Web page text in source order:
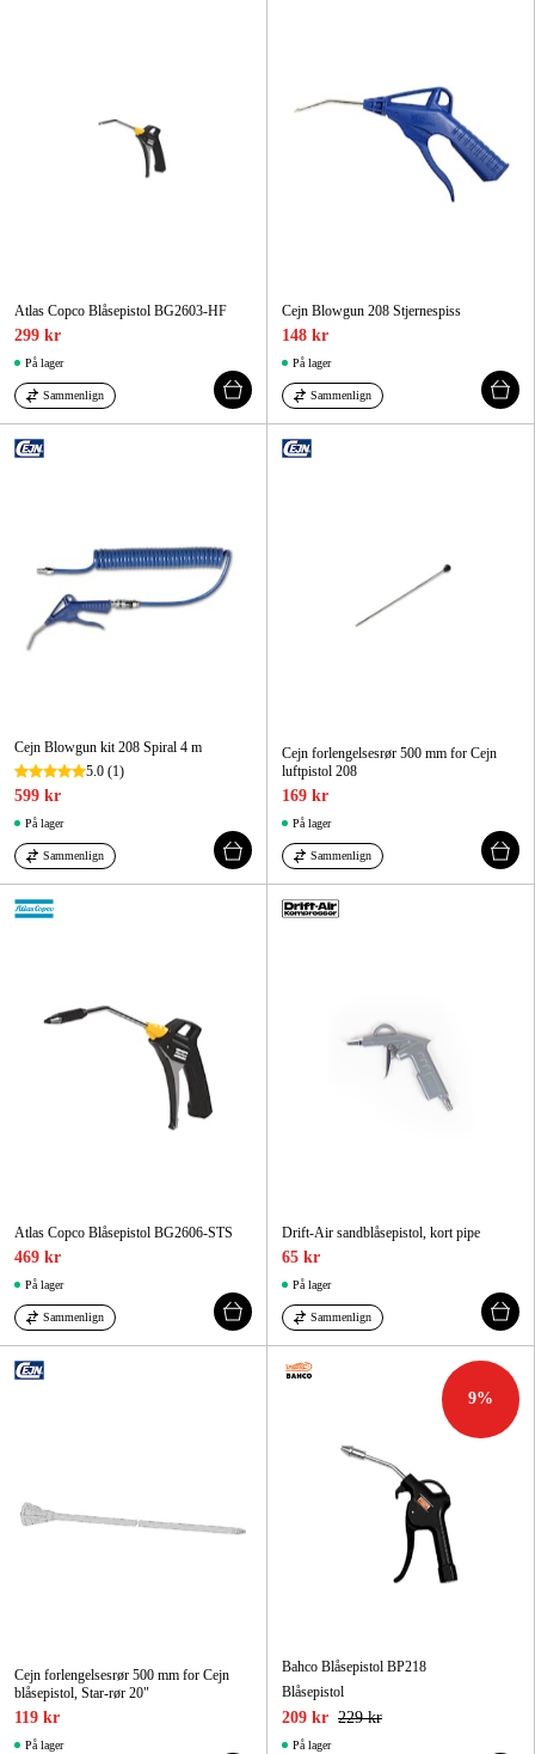
Atlas Copco Blåsepistol BG2603-HF
299 kr
På lager
Sammenlign
Cejn Blowgun 208 Stjernespiss
148 kr
På lager
Sammenlign
Cejn Blowgun kit 208 Spiral 4 m
5.0 (1)
599 kr
På lager
Sammenlign
Cejn forlengelsesrør 500 mm for Cejn
luftpistol 208
169 kr
På lager
Sammenlign
Atlas Copco Blåsepistol BG2606-STS
469 kr
På lager
Sammenlign
Drift-Air sandblåsepistol, kort pipe
65 kr
På lager
Sammenlign
Cejn forlengelsesrør 500 mm for Cejn
blåsepistol, Star-rør 20"
119 kr
På lager
9%
Bahco Blåsepistol BP218
Blåsepistol
209 kr 229 kr
På lager